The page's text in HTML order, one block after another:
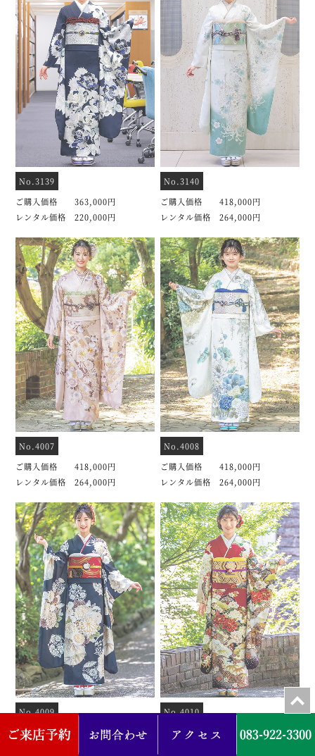
No.3139
ご購入価格 363,000円
レンタル価格 220,000円
No.3140
ご購入価格 418,000円
レンタル価格 264,000円
No.4007
ご購入価格 418,000円
レンタル価格 264,000円
No.4008
ご購入価格 418,000円
レンタル価格 264,000円
No.4009
ご購入価格 418,000円
No.4010
ご購入価格 418,000円